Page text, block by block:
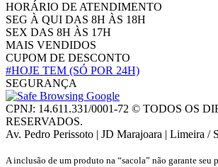
HORÁRIO DE ATENDIMENTO
SEG À QUI DAS 8H ÀS 18H
SEX DAS 8H ÀS 17H
MAIS VENDIDOS
CUPOM DE DESCONTO
#HOJE TEM (SÓ POR 24H)
SEGURANÇA
CPNJ: 14.611.331/0001-72 © TODOS OS
RESERVADOS.
Av. Pedro Perissoto | JD Marajoara | Limeira /
A inclusão de um produto na “sacola” não garante seu